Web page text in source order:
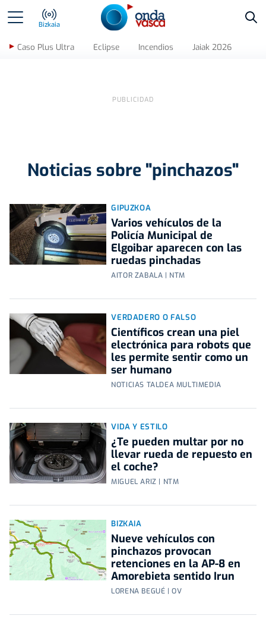
Bizkaia
Caso Plus Ultra Eclipse Incendios Jaiak 2026
Noticias sobre "pinchazos"
GIPUZKOA
Varios vehículos de la
Policía Municipal de
Elgoibar aparecen con las
ruedas pinchadas
AITOR ZABALA | NTM
VERDADERO O FALSO
Científicos crean una piel
electrónica para robots que
les permite sentir como un
ser humano
NOTICIAS TALDEA MULTIMEDIA
VIDA Y ESTILO
¿Te pueden multar por no
llevar rueda de repuesto en
el coche?
MIGUEL ARIZ | NTM
BIZKAIA
Nueve vehículos con
pinchazos provocan
retenciones en la AP-8 en
Amorebieta sentido Irun
LORENA BEGUÉ | OV